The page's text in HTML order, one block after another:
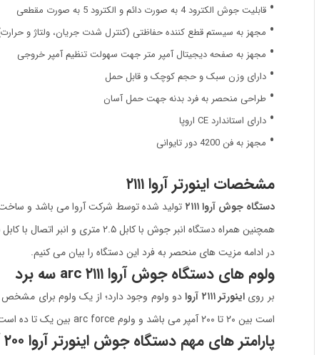
قابلیت جوش الکترود 4 به صورت دائم و الکترود 5 به صورت مقطعی
مجهز به سیستم قطع کننده حفاظتی (کنترل شدت جریان، ولتاژ و
مجهز به صفحه دیجیتال آمپر متر جهت سهولت تنظیم آمپر خروجی
دارای وزن سبک و حجم کوچک و قابل حمل
طراحی منحصر به فرد بدنه جهت حمل آسان
دارای استاندارد CE اروپا
مجهز به فن 4200 دور تایوانی
مشخصات اینورتر آروا ۲۱۱۱
دستگاه جوش آروا ۲۱۱۱ تولید شده توسط شرکت آروا می باشد و
همچنین همراه دستگاه انبر جوش با کابل ۲.۵ متری و انبر اتصال با کابل ۱.۵ متری ارائه می شود.
در ادامه مزیت های منحصر به فرد این دستگاه را بیان می کنیم.
ولوم های دستگاه جوش آروا ۲۱۱۱ arc سه برد
بر روی اینورتر ۲۱۱۱ آروا
است بین ۲۰ تا ۲۰۰ آمپر می باشد و ولوم arc force بین یک تا ده است. علاوه بر این ۲ ولوم روی پنل دستگاه یک صفحه دیجیتال آمپر متر است که برای سهولت تنظیم جریان خروجی مورد استفاده قرار می گیرد.
پارامتر های مهم دستگاه جوش اینورتر آروا ۲۰۰ آمپر igbt مدل ۲۱۱۱